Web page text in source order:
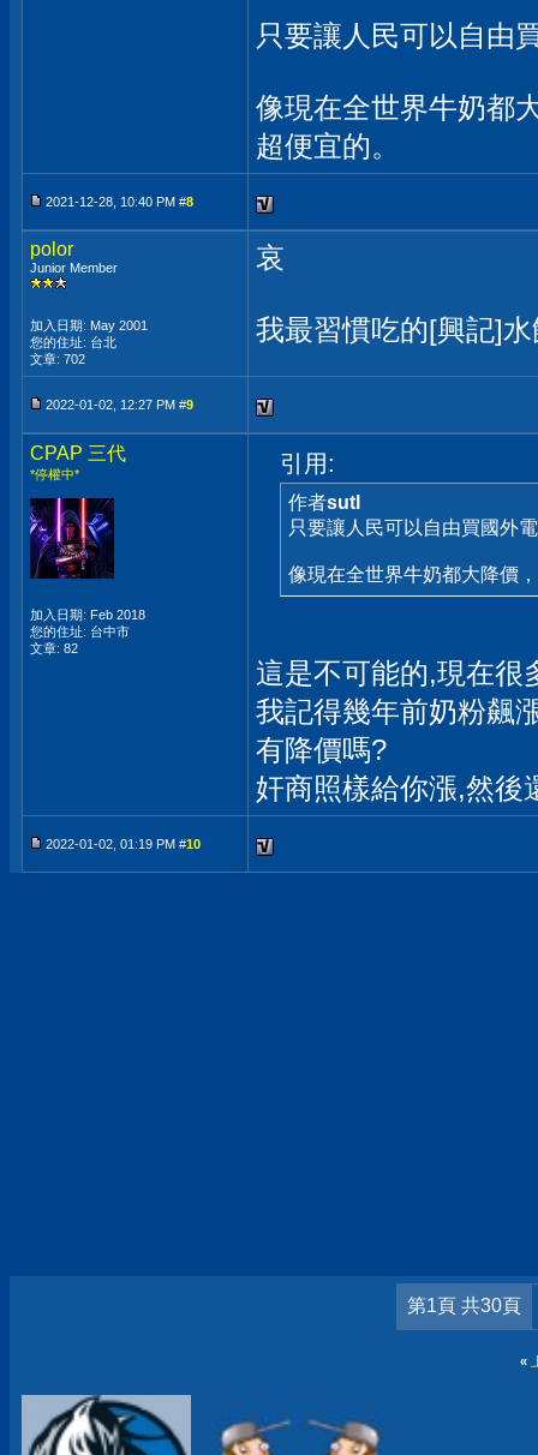
只要讓人民可以自由
像現在全世界牛奶都
超便宜的。
2021-12-28, 10:40 PM #8
polor
Junior Member
加入日期: May 2001
您的住址: 台北
文章: 702
哀
我最習慣吃的[興記]
2022-01-02, 12:27 PM #9
CPAP 三代
*停權中*
加入日期: Feb 2018
您的住址: 台中市
文章: 82
引用:
作者sutl
只要讓人民可以自由買國外
像現在全世界牛奶都大降價
這是不可能的,現在很
我記得幾年前奶粉飆
有降價嗎?
奸商照樣給你漲,然
2022-01-02, 01:19 PM #10
第1頁 共30頁
«